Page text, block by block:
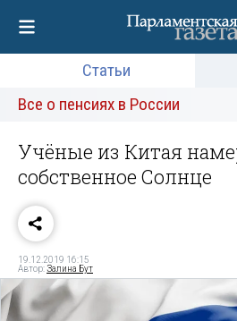
Статьи
Все о пенсиях в России
Учёные из Китая
собственное Солнце
19.12.2019 16:15
Автор:Залина Бут